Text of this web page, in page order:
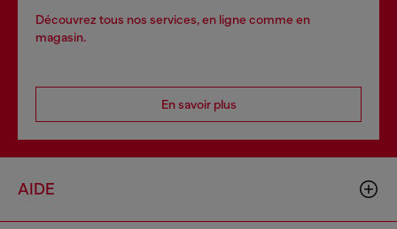
Découvrez tous nos services, en ligne comme en
magasin.
En savoir plus
AIDE